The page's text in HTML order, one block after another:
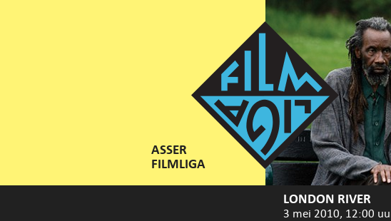
ASSER
FILMLIGA
LONDON RIVER
3 mei 2010, 12:00